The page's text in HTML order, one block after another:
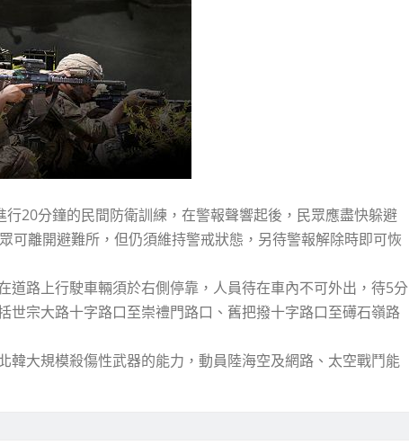
20分鐘的民間防衛訓練，在警報聲響起後，民眾應盡快躲避
可離開避難所，但仍須維持警戒狀態，另待警報解除時即可恢
道路上行駛車輛須於右側停靠，人員待在車內不可外出，待5分
宗大路十字路口至崇禮門路口、舊把撥十字路口至礡石嶺路
韓大規模殺傷性武器的能力，動員陸海空及網路、太空戰鬥能